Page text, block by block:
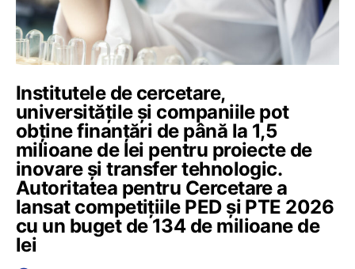
Institutele de cercetare,
universitățile și companiile pot
obține finanțări de până la 1,5
milioane de lei pentru proiecte de
inovare și transfer tehnologic.
Autoritatea pentru Cercetare a
lansat competițiile PED și PTE 2026
cu un buget de 134 de milioane de
lei